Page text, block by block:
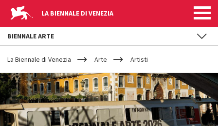
LA BIENNALE DI VENEZIA
YOUR
ARE
HERE
La Biennale di Venezia Arte Artisti
BIENNALE ARTE